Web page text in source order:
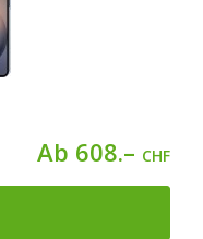
Ab 608.– CHF